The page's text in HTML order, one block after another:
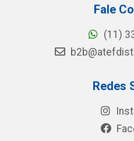
Fale
(11)
Redes